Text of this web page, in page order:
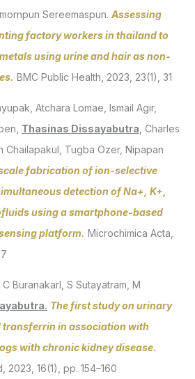
Sereemaspun. Assessing
factory workers in thailand to
using urine and hair as non-
BMC Public Health, 2023, 23(1), 31
Atchara Lomae, Ismail Agir,
Thasinas Dissayabutra , Charles
Chailapakul, Tugba Ozer, Nipapan
fabrication of ion-selective
detection of Na+, K+,
using a smartphone-based
platform. Microchimica Acta,
Buranakarl, S Sutayatram, M
The first study on urinary
transferrin in association with
with chronic kidney disease.
2023, 16(1), pp. 154–160